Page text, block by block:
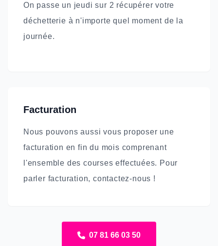
On passe un jeudi sur 2 récupérer votre
déchetterie à n'importe quel moment de la
journée.
Facturation
Nous pouvons aussi vous proposer une
facturation en fin du mois comprenant
l'ensemble des courses effectuées. Pour
parler facturation, contactez-nous !
07 81 66 03 50